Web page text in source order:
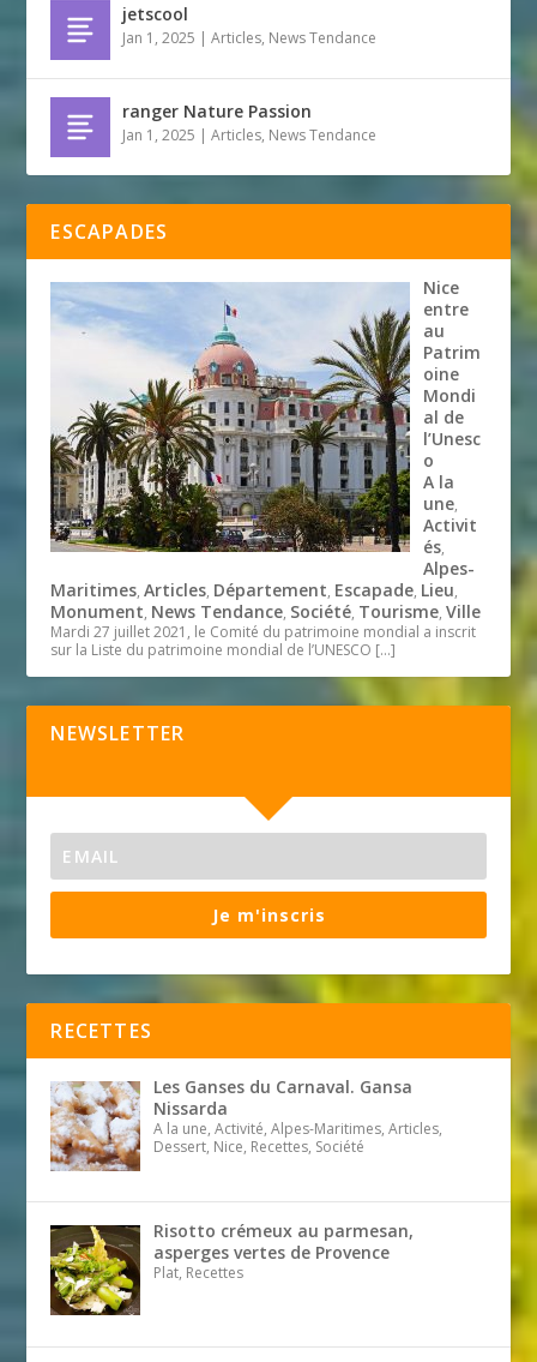
jetscool
Jan 1, 2025 |Articles, News Tendance
ranger Nature Passion
Jan 1, 2025 |Articles, News Tendance
ESCAPADES
Nice
entre
au
Patrim
oine
Mondi
al de
l’Unesc
o
A la
une,
Activit
és,
Alpes-
Maritimes,Articles, Département, Escapade, Lieu,
Monument, News Tendance, Société, Tourisme,Ville
Mardi 27 juillet 2021, le Comité du patrimoine mondial a inscrit
sur la Liste du patrimoine mondial de l’UNESCO […]
NEWSLETTER
Je m'inscris
RECETTES
Les Ganses du Carnaval. Gansa
Nissarda
A la une, Activité, Alpes-Maritimes, Articles,
Dessert, Nice, Recettes, Société
Risotto crémeux au parmesan,
asperges vertes de Provence
Plat, Recettes